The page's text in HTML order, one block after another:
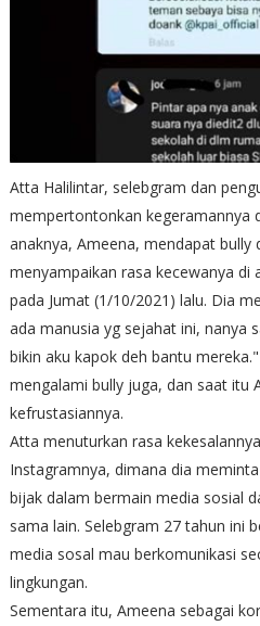
Atta Halilintar, selebgram dan
mempertontonkan kegeramannya
anaknya, Ameena, mendapat bully
menyampaikan rasa kecewanya di
pada Jumat (1/10/2021) lalu. Dia
ada manusia yg sejahat ini, nanya
bikin aku kapok deh bantu
mengalami bully juga, dan saat itu
kefrustasiannya.
Atta menuturkan rasa
Instagramnya, dimana dia
bijak dalam bermain media sosial
sama lain. Selebgram 27 tahun ini
media sosal mau berkomunikasi
lingkungan.
Sementara itu, Ameena sebagai